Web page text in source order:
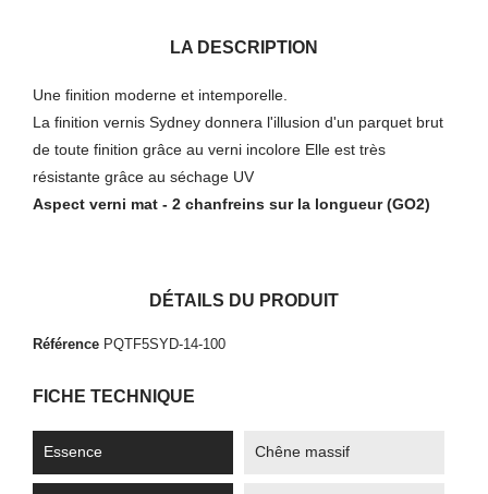
LA DESCRIPTION
Une finition moderne et intemporelle.
La finition vernis Sydney donnera l'illusion d'un parquet brut
de toute finition grâce au verni incolore Elle est très
résistante grâce au séchage UV
Aspect verni mat - 2 chanfreins sur la longueur (GO2)
DÉTAILS DU PRODUIT
Référence PQTF5SYD-14-100
FICHE TECHNIQUE
Essence Chêne massif